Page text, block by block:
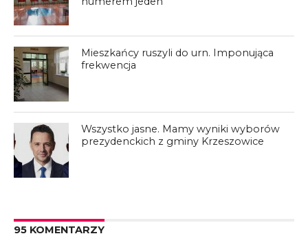
Mieszkańcy ruszyli do urn. Imponująca
frekwencja
Wszystko jasne. Mamy wyniki wyborów
prezydenckich z gminy Krzeszowice
95 KOMENTARZY